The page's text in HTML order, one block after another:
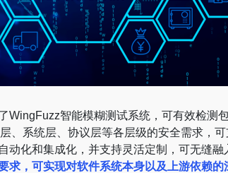
智能模糊测试系统，可有效检测
、系统层、协议层等各层级的安全需求，
化和集成化，并支持灵活定制，可无缝
求，可实现对软件系统本身以及上游依赖